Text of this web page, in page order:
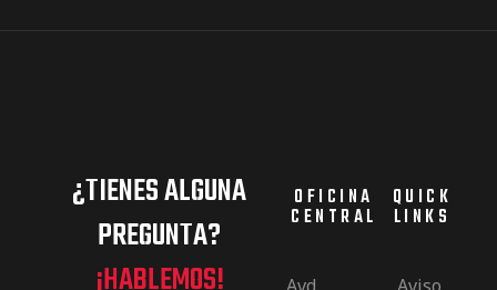
¿TIENES ALGUNA
PREGUNTA?
¡HABLEMOS!
OFICINA
CENTRAL
QUICK
LINKS